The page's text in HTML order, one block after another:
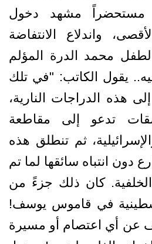
مستحضراً مشهد دخول
واندلاع الانتفاضة
الطفل محمد الدرة المؤلم
يقول الكاتب: "في تلك
هذه الدراجات النارية،
تدعو إلى مقاطعة
ثم تنطلق هذه
دون انتباه سائقها لما تم
كان ذلك جزءً من
في قاموس يوسف!
عن أي اعتصام أو مسيرة